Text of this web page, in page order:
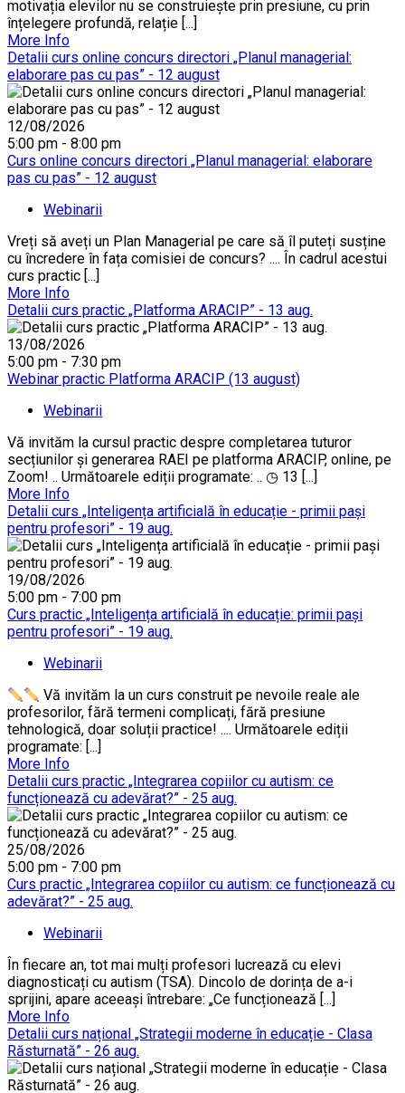
motivația elevilor nu se construiește prin presiune, cu prin
înțelegere profundă, relație [...]
More Info
Detalii curs online concurs directori „Planul managerial:
elaborare pas cu pas” - 12 august
12/08/2026
5:00 pm - 8:00 pm
Curs online concurs directori „Planul managerial: elaborare
pas cu pas” - 12 august
Webinarii
Vreți să aveți un Plan Managerial pe care să îl puteți susține
cu încredere în fața comisiei de concurs? .... În cadrul acestui
curs practic [...]
More Info
Detalii curs practic „Platforma ARACIP” - 13 aug.
13/08/2026
5:00 pm - 7:30 pm
Webinar practic Platforma ARACIP (13 august)
Webinarii
Vă invităm la cursul practic despre completarea tuturor
secțiunilor și generarea RAEI pe platforma ARACIP, online, pe
Zoom! .. Următoarele ediții programate: .. ◷ 13 [...]
More Info
Detalii curs „Inteligența artificială în educație - primii pași
pentru profesori” - 19 aug.
19/08/2026
5:00 pm - 7:00 pm
Curs practic „Inteligența artificială în educație: primii pași
pentru profesori” - 19 aug.
Webinarii
Vă invităm la un curs construit pe nevoile reale ale
profesorilor, fără termeni complicați, fără presiune
tehnologică, doar soluții practice! .... Următoarele ediții
programate: [...]
More Info
Detalii curs practic „Integrarea copiilor cu autism: ce
funcționează cu adevărat?” - 25 aug.
25/08/2026
5:00 pm - 7:00 pm
Curs practic „Integrarea copiilor cu autism: ce funcționează cu
adevărat?” - 25 aug.
Webinarii
În fiecare an, tot mai mulți profesori lucrează cu elevi
diagnosticați cu autism (TSA). Dincolo de dorința de a-i
sprijini, apare aceeași întrebare: „Ce funcționează [...]
More Info
Detalii curs național „Strategii moderne în educație - Clasa
Răsturnată” - 26 aug.